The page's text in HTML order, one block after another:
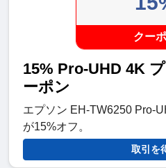
クー
15% Pro-UHD 4K
ーポン
エプソン EH-TW6250 Pro-
が15%オフ。
取引を